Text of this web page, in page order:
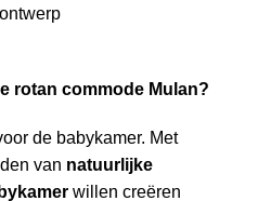
rotan commode Mulan?
de babykamer. Met
van natuurlijke
willen creëren